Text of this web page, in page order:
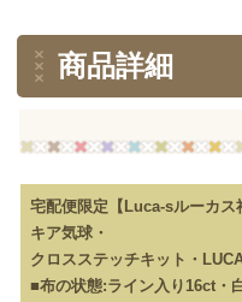
商品詳細
宅配便限定【Luca-sルーカ
キア気球・
クロスステッチキット・
■布の状態:ライン入り16ct・